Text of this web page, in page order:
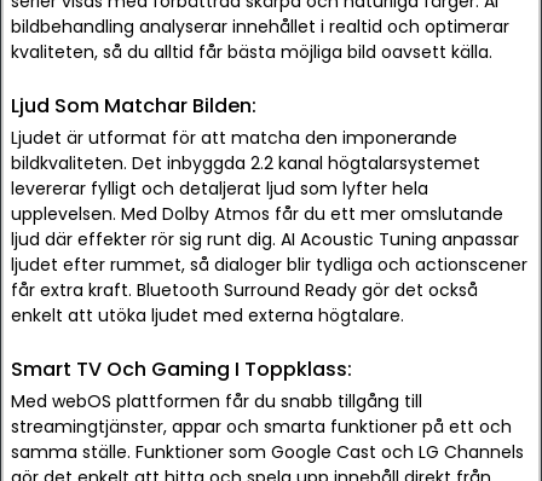
bildbehandling analyserar innehållet i realtid och optimerar
kvaliteten, så du alltid får bästa möjliga bild oavsett källa.
Ljud Som Matchar Bilden:
Ljudet är utformat för att matcha den imponerande
bildkvaliteten. Det inbyggda 2.2 kanal högtalarsystemet
levererar fylligt och detaljerat ljud som lyfter hela
upplevelsen. Med Dolby Atmos får du ett mer omslutande
ljud där effekter rör sig runt dig. AI Acoustic Tuning anpassar
ljudet efter rummet, så dialoger blir tydliga och actionscener
får extra kraft. Bluetooth Surround Ready gör det också
enkelt att utöka ljudet med externa högtalare.
Smart TV Och Gaming I Toppklass:
Med webOS plattformen får du snabb tillgång till
streamingtjänster, appar och smarta funktioner på ett och
samma ställe. Funktioner som Google Cast och LG Channels